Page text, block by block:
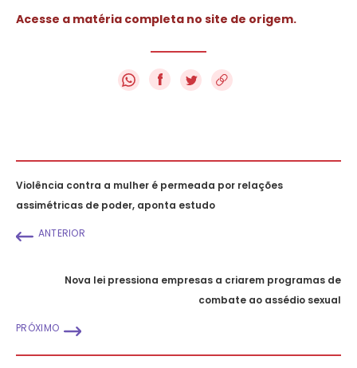
Acesse a matéria completa no site de origem.
f
Violência contra a mulher é permeada por relações
assimétricas de poder, aponta estudo
ANTERIOR
Nova lei pressiona empresas a criarem programas de
combate ao assédio sexual
PRÓXIMO